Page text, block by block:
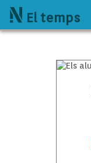
El temps